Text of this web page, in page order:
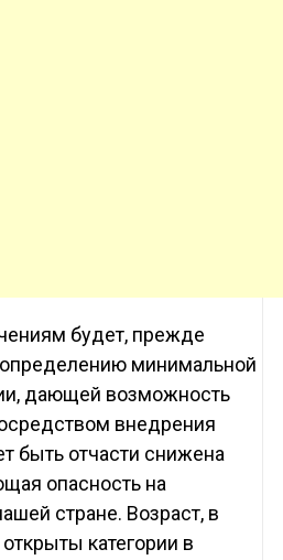
будет, прежде
определению минимальной
дающей возможность
внедрения
быть отчасти снижена
опасность на
стране. Возраст, в
категории в